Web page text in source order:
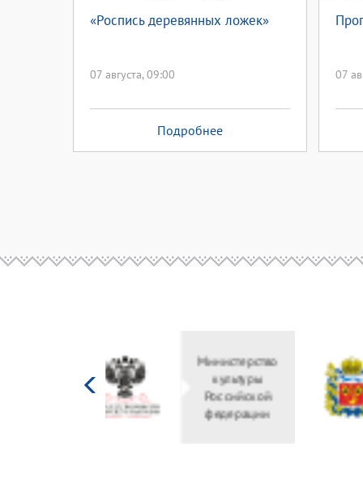
«Роспись деревянных ложек»
07 августа, 09:00
Подробнее
07
Министерство
культуры
Российской
федерации